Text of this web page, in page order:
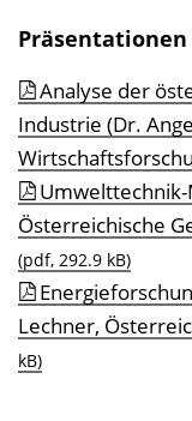
Präsentationen
Analyse der
Industrie (Dr.
Österreichische
(pdf, 292.9 kB)
Lechner,
kB)